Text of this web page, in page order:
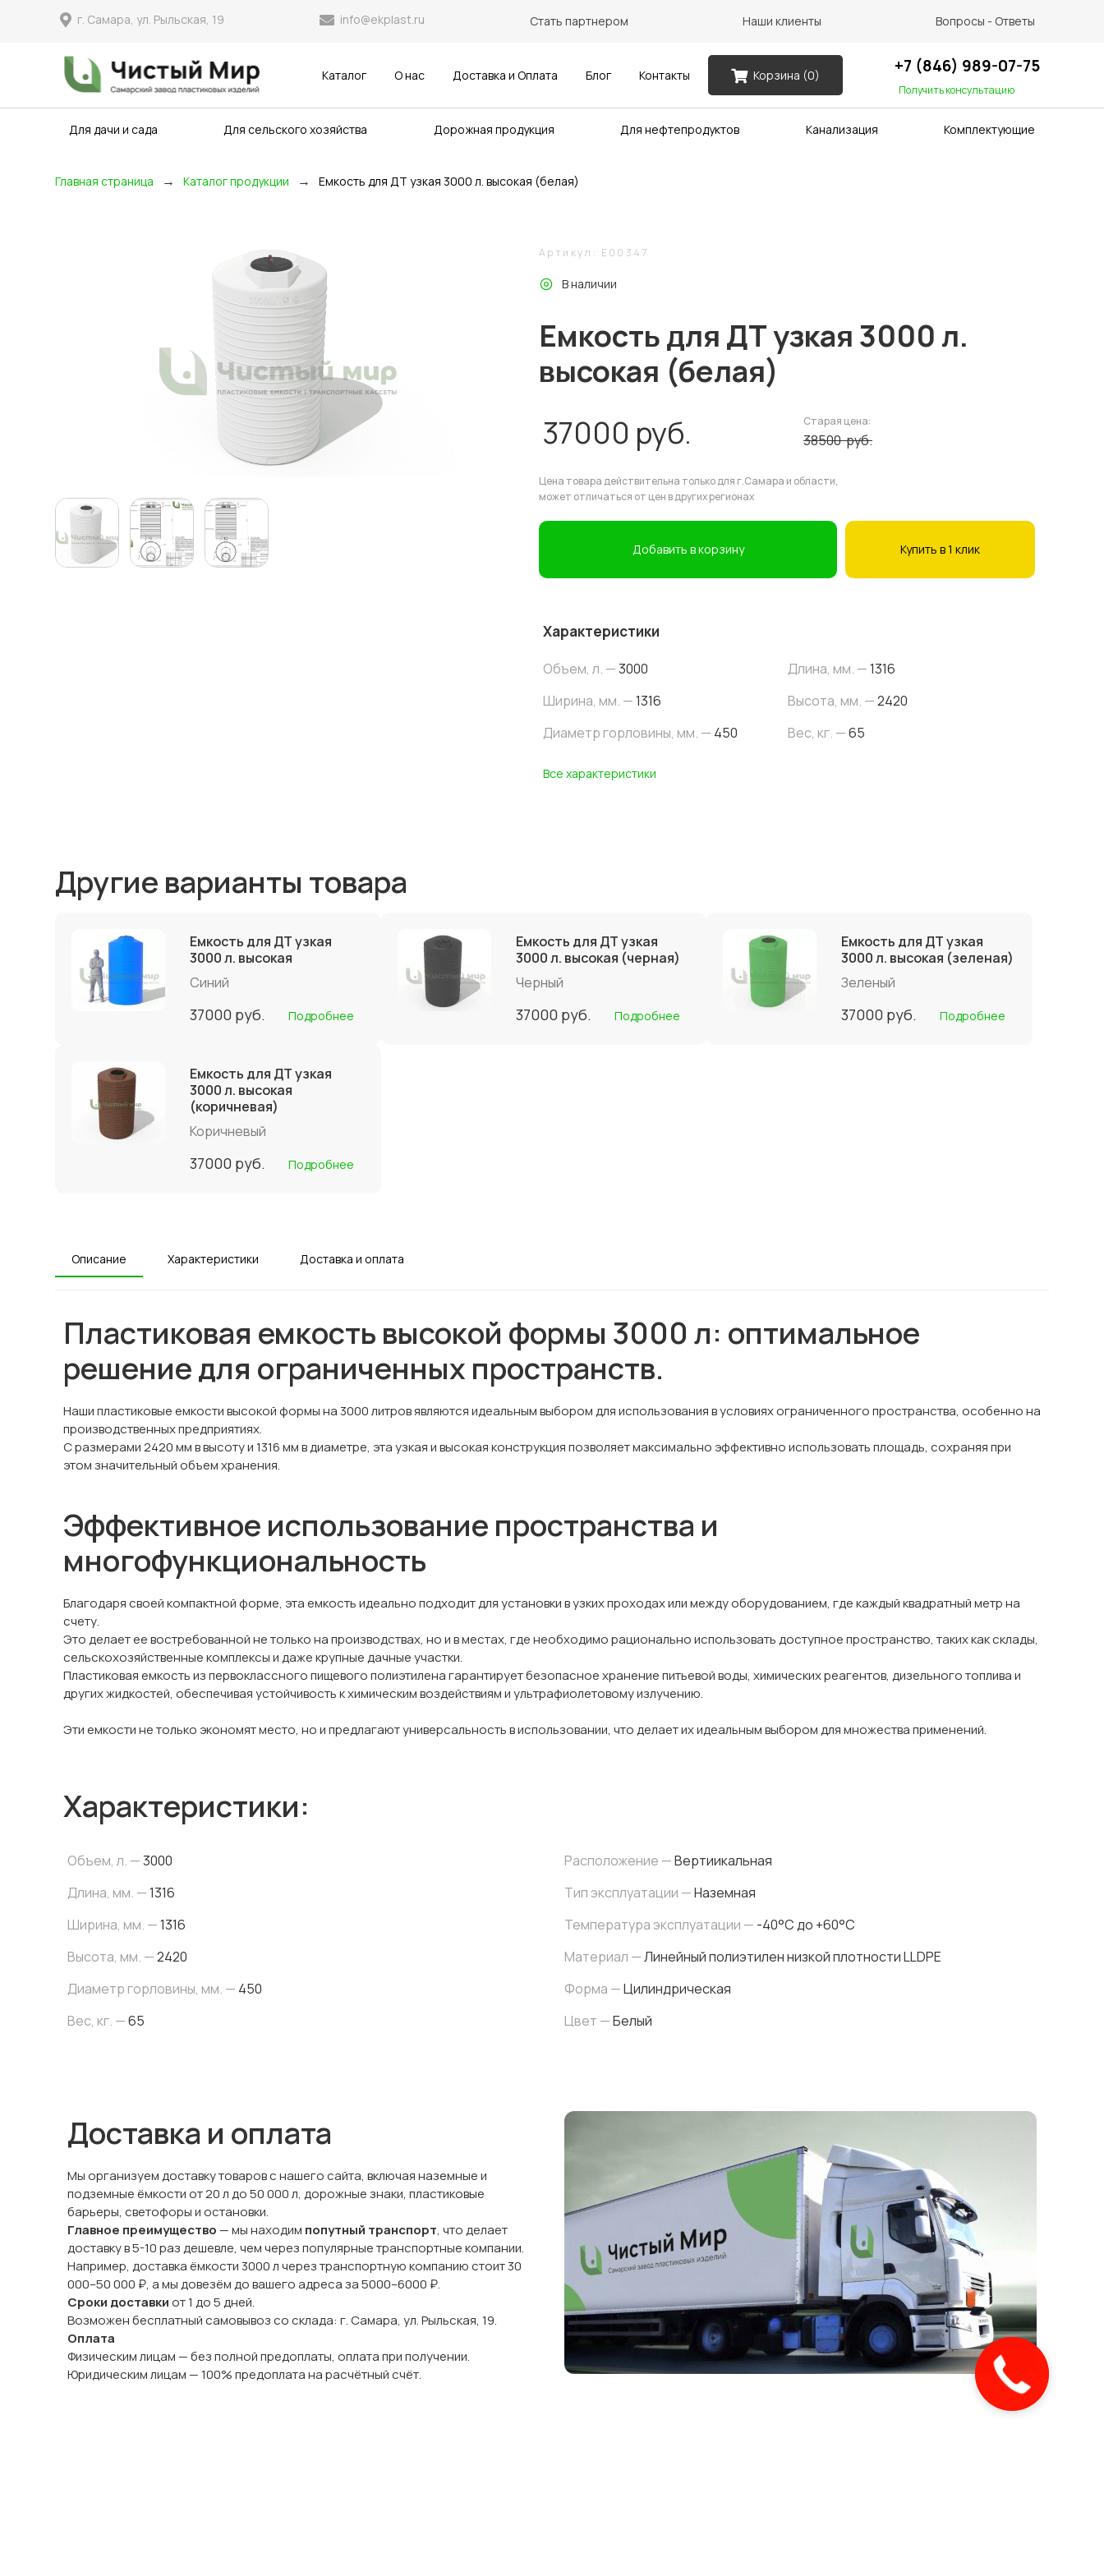
г. Самара, ул. Рыльская, 19 info@ekplast.ru Стать партнером Наши клиенты Вопросы - Ответы
Каталог О нас Доставка и Оплата Блог Контакты Корзина (0) +7 (846) 989-07-75
Получить консультацию
Для дачи и сада Для сельского хозяйства Дорожная продукция Для нефтепродуктов Канализация Комплектующие
Главная страница → Каталог продукции → Емкость для ДТ узкая 3000 л. высокая (белая)
Артикул: E00347
В наличии
Емкость для ДТ узкая 3000 л.
высокая (белая)
37000 руб. Старая цена:
38500руб.
Цена товара действительна только для г.Самара и области,
может отличаться от цен в других регионах
Добавить в корзину Купить в 1 клик
Характеристики
Объем, л. —3000 Длина, мм. —1316
Ширина, мм. —1316 Высота, мм. —2420
Диаметр горловины, мм. — 450 Вес, кг. —65
Все характеристики
Другие варианты товара
Емкость для ДТ узкая
3000 л. высокая
Синий
37000 руб. Подробнее
Емкость для ДТ узкая
3000 л. высокая (черная)
Черный
37000 руб. Подробнее
Емкость для ДТ узкая
3000 л. высокая (зеленая)
Зеленый
37000 руб. Подробнее
Емкость для ДТ узкая
3000 л. высокая
(коричневая)
Коричневый
37000 руб. Подробнее
Описание Характеристики Доставка и оплата
Пластиковая емкость высокой формы 3000 л: оптимальное
решение для ограниченных пространств.
Наши пластиковые емкости высокой формы на 3000 литров являются идеальным выбором для использования в условиях ограниченного пространства, особенно на
производственных предприятиях.
С размерами 2420 мм в высоту и 1316 мм в диаметре, эта узкая и высокая конструкция позволяет максимально эффективно использовать площадь, сохраняя при
этом значительный объем хранения.
Эффективное использование пространства и
многофункциональность
Благодаря своей компактной форме, эта емкость идеально подходит для установки в узких проходах или между оборудованием, где каждый квадратный метр на
счету.
Это делает ее востребованной не только на производствах, но и в местах, где необходимо рационально использовать доступное пространство, таких как склады,
сельскохозяйственные комплексы и даже крупные дачные участки.
Пластиковая емкость из первоклассного пищевого полиэтилена гарантирует безопасное хранение питьевой воды, химических реагентов, дизельного топлива и
других жидкостей, обеспечивая устойчивость к химическим воздействиям и ультрафиолетовому излучению.
Эти емкости не только экономят место, но и предлагают универсальность в использовании, что делает их идеальным выбором для множества применений.
Характеристики:
Объем, л. —3000
Длина, мм. —1316
Ширина, мм. —1316
Высота, мм. —2420
Диаметр горловины, мм. — 450
Вес, кг. —65
Расположение —Вертиикальная
Тип эксплуатации —Наземная
Температура эксплуатации — -40°C до +60°C
Материал —Линейный полиэтилен низкой плотности LLDPE
Форма —Цилиндрическая
Цвет —Белый
Доставка и оплата
Мы организуем доставку товаров с нашего сайта, включая наземные и
подземные ёмкости от 20 л до 50 000 л, дорожные знаки, пластиковые
барьеры, светофоры и остановки.
Главное преимущество — мы находим попутный транспорт, что делает
доставку в 5-10 раз дешевле, чем через популярные транспортные компании.
Например, доставка ёмкости 3000 л через транспортную компанию стоит 30
000–50 000 ₽, а мы довезём до вашего адреса за 5000–6000 ₽.
Сроки доставкиот 1 до 5 дней.
Возможен бесплатный самовывоз со склада: г. Самара, ул. Рыльская, 19.
Оплата
Физическим лицам — без полной предоплаты, оплата при получении.
Юридическим лицам — 100% предоплата на расчётный счёт.